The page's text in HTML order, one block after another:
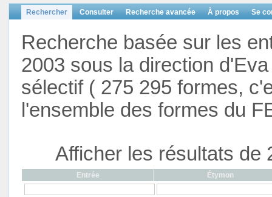
Rechercher Consulter Recherche avancée À propos Se
Recherche basée sur les
2003 sous la direction
sélectif ( 275 295 formes,
l'ensemble des formes du
Afficher les résultats de
Entrée Étymon